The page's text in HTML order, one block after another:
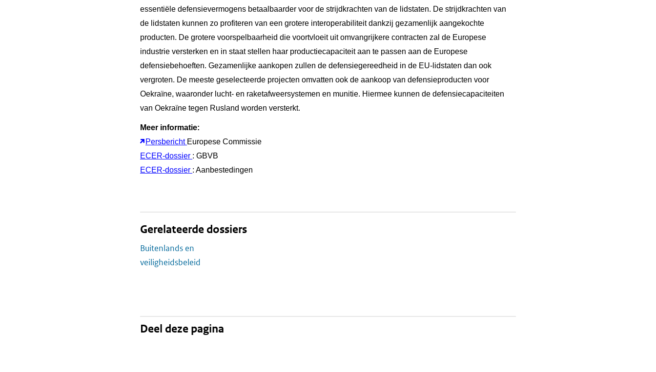
essentiële defensievermogens betaalbaarder voor de strijdkrachten van de lidstaten. De strijdkrachten van
de lidstaten kunnen zo profiteren van een grotere interoperabiliteit dankzij gezamenlijk aangekochte
producten. De grotere voorspelbaarheid die voortvloeit uit omvangrijkere contracten zal de Europese
industrie versterken en in staat stellen haar productiecapaciteit aan te passen aan de Europese
defensiebehoeften. Gezamenlijke aankopen zullen de defensiegereedheid in de EU-lidstaten dan ook
vergroten. De meeste geselecteerde projecten omvatten ook de aankoop van defensieproducten voor
Oekraïne, waaronder lucht- en raketafweersystemen en munitie. Hiermee kunnen de defensiecapaciteiten
van Oekraïne tegen Rusland worden versterkt.
Meer informatie:
Persbericht Europese Commissie
ECER-dossier : GBVB
ECER-dossier : Aanbestedingen
Gerelateerde dossiers
Buitenlands en
veiligheidsbeleid
Deel deze pagina